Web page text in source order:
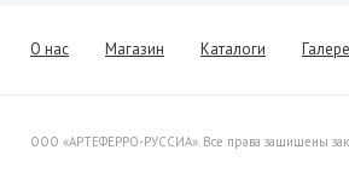
Уважаемые клиенты! Представляем
Вашему вниманию распродажу
О нас Магазин Каталоги
ООО «АРТЕФЕРРО-РУССИА». Все права защищены